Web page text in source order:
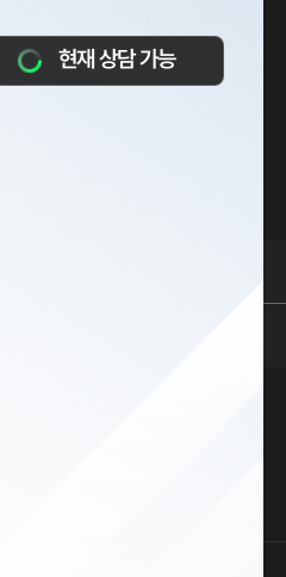
현재 상담 가능